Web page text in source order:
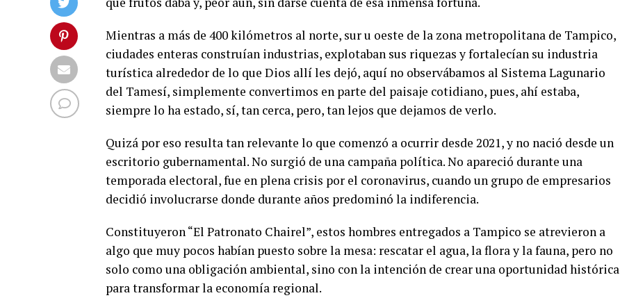
Mientras a más de 400 kilómetros al norte, sur u oeste de la zona metropolitana de Tampico,
ciudades enteras construían industrias, explotaban sus riquezas y fortalecían su industria
turística alrededor de lo que Dios allí les dejó, aquí no observábamos al Sistema Lagunario
del Tamesí, simplemente convertimos en parte del paisaje cotidiano, pues, ahí estaba,
siempre lo ha estado, sí, tan cerca, pero, tan lejos que dejamos de verlo.
Quizá por eso resulta tan relevante lo que comenzó a ocurrir desde 2021, y no nació desde un
escritorio gubernamental. No surgió de una campaña política. No apareció durante una
temporada electoral, fue en plena crisis por el coronavirus, cuando un grupo de empresarios
decidió involucrarse donde durante años predominó la indiferencia.
Constituyeron “El Patronato Chairel”, estos hombres entregados a Tampico se atrevieron a
algo que muy pocos habían puesto sobre la mesa: rescatar el agua, la flora y la fauna, pero no
solo como una obligación ambiental, sino con la intención de crear una oportunidad histórica
para transformar la economía regional.